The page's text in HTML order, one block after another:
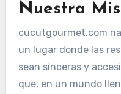
Nuestra
cucutgourmet.com
un lugar donde las
sean sinceras y
que, en un mundo